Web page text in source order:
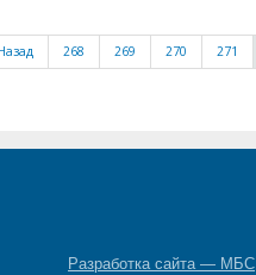
268 269 270 271
Разработка сайта — МБС